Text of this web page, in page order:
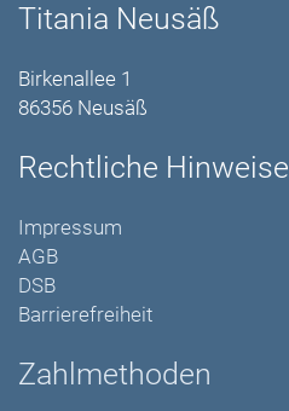
Titania Neusäß
Birkenallee 1
86356 Neusäß
Rechtliche Hinweise
Impressum
AGB
DSB
Barrierefreiheit
Zahlmethoden